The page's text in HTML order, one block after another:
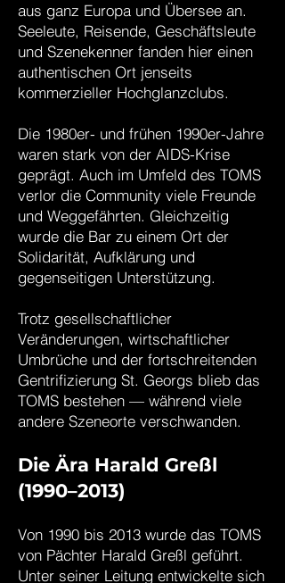
aus ganz Europa und Übersee an.
Seeleute, Reisende, Geschäftsleute
und Szenekenner fanden hier einen
authentischen Ort jenseits
kommerzieller Hochglanzclubs.
Die 1980er- und frühen 1990er-Jahre
waren stark von der AIDS-Krise
geprägt. Auch im Umfeld des TOMS
verlor die Community viele Freunde
und Weggefährten. Gleichzeitig
wurde die Bar zu einem Ort der
Solidarität, Aufklärung und
gegenseitigen Unterstützung.
Trotz gesellschaftlicher
Veränderungen, wirtschaftlicher
Umbrüche und der fortschreitenden
Gentrifizierung St. Georgs blieb das
TOMS bestehen — während viele
andere Szeneorte verschwanden.
Die Ära Harald Greßl
(1990–2013)
Von 1990 bis 2013 wurde das TOMS
von Pächter Harald Greßl geführt.
Unter seiner Leitung entwickelte sich